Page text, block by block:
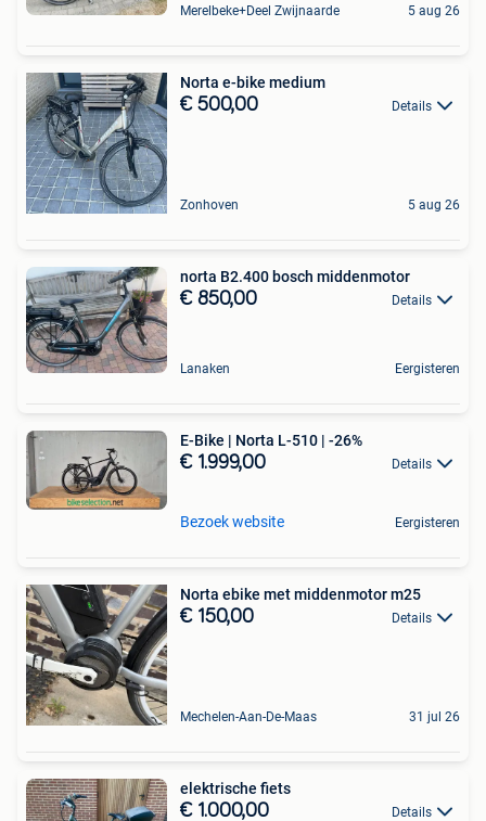
Merelbeke+Deel Zwijnaarde 5 aug 26
Norta e-bike medium
€ 500,00 Details
Zonhoven 5 aug 26
norta B2.400 bosch middenmotor
€ 850,00 Details
Lanaken Eergisteren
E-Bike | Norta L-510 | -26%
€ 1.999,00 Details
Bezoek website Eergisteren
Norta ebike met middenmotor m25
€ 150,00 Details
Mechelen-Aan-De-Maas 31 jul 26
elektrische fiets
€ 1.000,00 Details